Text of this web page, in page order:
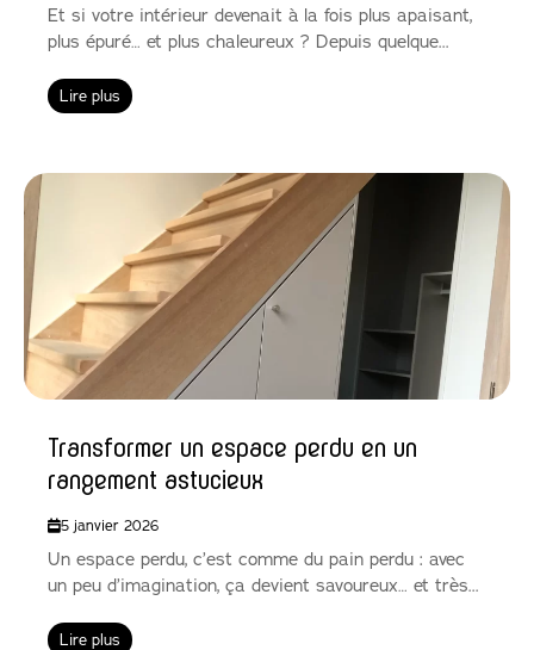
Et si votre intérieur devenait à la fois plus apaisant,
plus épuré… et plus chaleureux ? Depuis quelque...
Lire plus
Transformer un espace perdu en un
rangement astucieux
5 janvier 2026
Un espace perdu, c’est comme du pain perdu : avec
un peu d’imagination, ça devient savoureux… et très...
Lire plus